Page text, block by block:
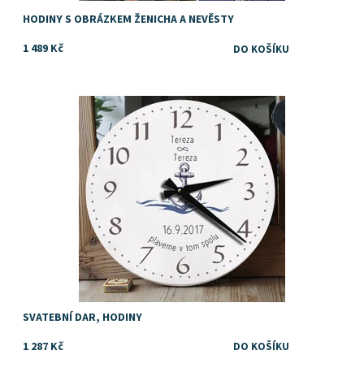
HODINY S OBRÁZKEM ŽENICHA A NEVĚSTY
1 489 Kč
Dostupnost: Skladem
SVATEBNÍ DAR, HODINY
1 287 Kč